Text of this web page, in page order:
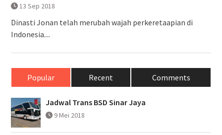
13 Sep 2018
Dinasti Jonan telah merubah wajah perkeretaapian di
Indonesia....
Popular Recent Comments
Jadwal Trans BSD Sinar Jaya
9 Mei 2018